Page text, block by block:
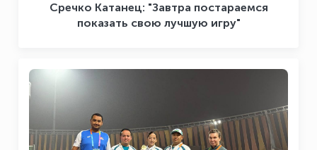
Сречко Катанец: "Завтра постараемся
показать свою лучшую игру"